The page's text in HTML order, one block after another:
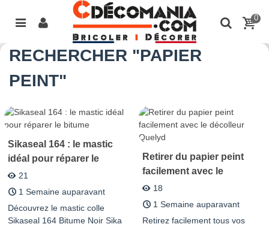
0
RECHERCHER "PAPIER
PEINT"
Sikaseal 164 : le mastic
idéal pour réparer le
bitume
21
1 Semaine auparavant
Découvrez le mastic colle
Sikaseal 164 Bitume Noir Sika
Retirer du papier peint
facilement avec le
décolleur Quelyd
18
1 Semaine auparavant
Retirez facilement tous vos